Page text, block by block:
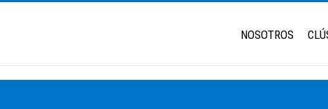
NOSOTROS